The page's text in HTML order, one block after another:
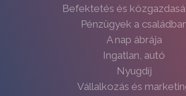
Befektetés és
Pénzügyek a
A nap ábrája
Ingatlan, autó
Nyugdíj
Vállalkozás és